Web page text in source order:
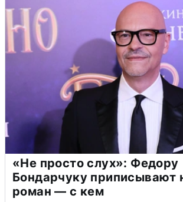
«Не просто слух»: Федору
Бондарчуку приписывают
роман — с кем